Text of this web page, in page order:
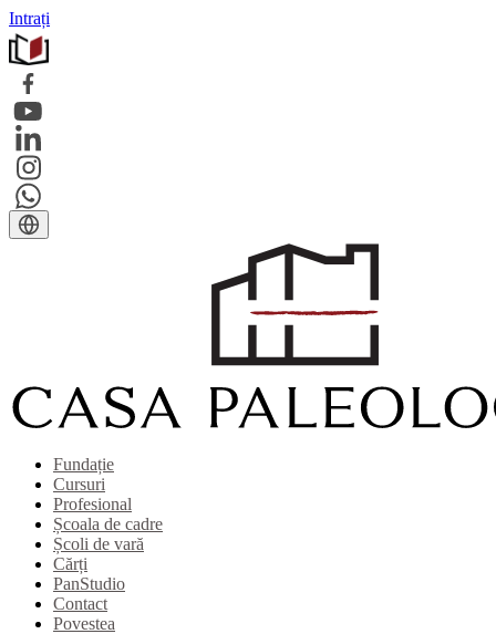
Intrați
Fundație
Cursuri
Profesional
Școala de cadre
Școli de vară
Cărți
PanStudio
Contact
Povestea